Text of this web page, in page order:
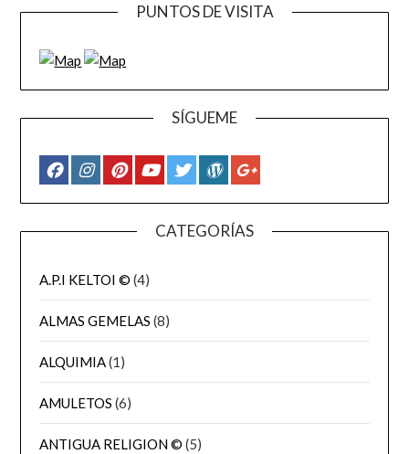
PUNTOS DE VISITA
SÍGUEME
CATEGORÍAS
A.P.I KELTOI © (4)
ALMAS GEMELAS (8)
ALQUIMIA(1)
AMULETOS (6)
ANTIGUA RELIGION © (5)